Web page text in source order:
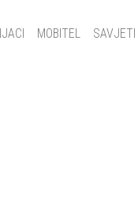
MOBITEL SAVJETI